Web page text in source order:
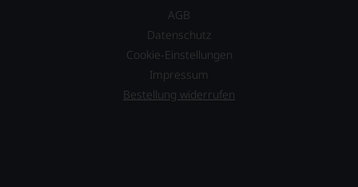
AGB
Datenschutz
Cookie-Einstellungen
Impressum
Bestellung widerrufen